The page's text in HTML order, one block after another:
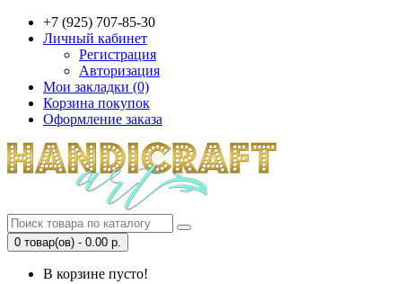
+7 (925) 707-85-30
Личный кабинет
Регистрация
Авторизация
Мои закладки (0)
Корзина покупок
Оформление заказа
0 товар(ов) - 0.00 р.
В корзине пусто!